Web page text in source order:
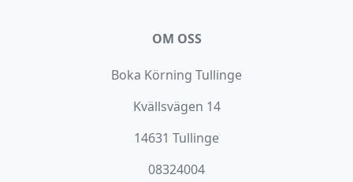
OM OSS
Boka Körning Tullinge
Kvällsvägen 14
14631 Tullinge
08324004